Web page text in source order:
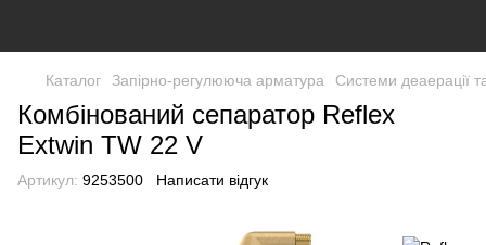
Каталог Запірно-регулююча арматура Системи деаерації
Комбінований сепаратор Reflex
Extwin TW 22 V
Артикул: 9253500 Написати відгук